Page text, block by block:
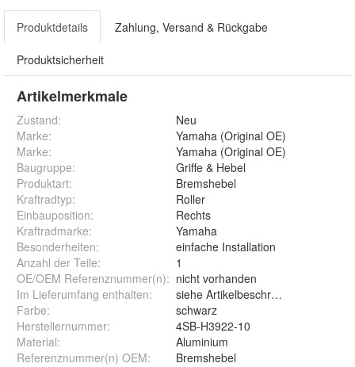
Produktdetails Zahlung, Versand & Rückgabe
Produktsicherheit
Artikelmerkmale
Zustand:
Neu
Marke:
Yamaha (Original OE)
Marke:
Yamaha (Original OE)
Baugruppe:
Griffe & Hebel
Produktart:
Bremshebel
Kraftradtyp:
Roller
Einbauposition:
Rechts
Kraftradmarke:
Yamaha
Besonderheiten:
einfache Installation
Anzahl der Teile:
1
OE/OEM Referenznummer(n): nicht vorhanden
Im Lieferumfang enthalten:
siehe Artikelbeschreibung
Farbe:
schwarz
Herstellernummer:
4SB-H3922-10
Material:
Aluminium
Referenznummer(n) OEM: Bremshebel